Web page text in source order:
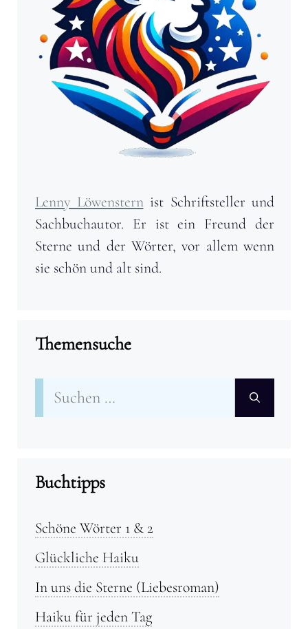
Lenny Löwensternist Schriftsteller und
Sachbuchautor. Er ist ein Freund der
Sterne und der Wörter, vor allem wenn
sie schön und alt sind.
Themensuche
Suchen
nach:
Buchtipps
Schöne Wörter 1 & 2
Glückliche Haiku
In uns die Sterne (Liebesroman)
Haiku für jeden Tag